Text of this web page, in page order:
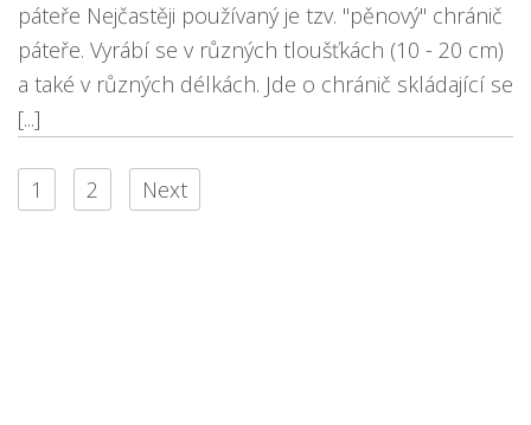
páteře Nejčastěji používaný je tzv. "pěnový" chránič
páteře. Vyrábí se v různých tloušťkách (10 - 20 cm)
a také v různých délkách. Jde o chránič skládající se
[...]
1 2 Next